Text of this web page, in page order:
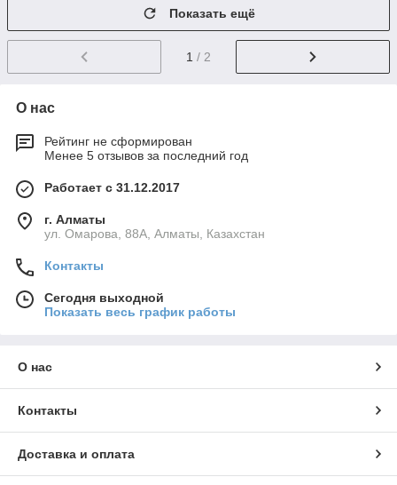
Показать ещё
1 / 2
О нас
Рейтинг не сформирован
Менее 5 отзывов за последний год
Работает с 31.12.2017
г. Алматы
ул. Омарова, 88А, Алматы, Казахстан
Контакты
Сегодня выходной
Показать весь график работы
О нас
Контакты
Доставка и оплата